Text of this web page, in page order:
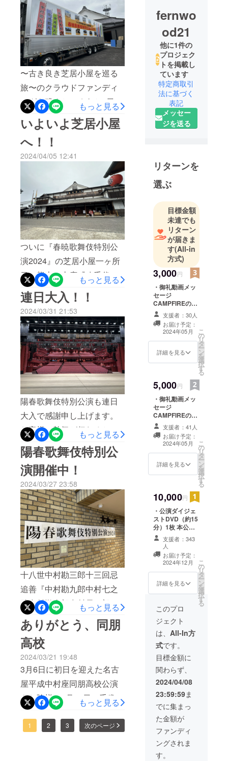
〜古き良き芝居小屋を巡る
旅〜のクラウドファンディ
ングも残すところあと2日と
なりました。今回の巡業の
トラックには写真の通りこ
んな素敵なラッピングされ
ているんです！皆さんも何
処かで見かけたら写真を
撮ってアップしてみて下さ
いね。
もっと見る
いよいよ芝居小屋
へ！！
2024/04/05 12:41
ついに『春暁歌舞伎特別公
演2024』の芝居小屋一ヶ所
目、熊本・山鹿『八千代
座』公演がスタートしまし
た！！やはり素晴らしい劇
場で雰囲気抜群です。古き
良き芝居小屋を巡る旅のク
ラウドファンディングの締
切も残すところあと3日。締
切後も活動報告はアップし
ますので是非ご注目下さ
い。
もっと見る
連日大入！！
2024/03/31 21:53
陽春歌舞伎特別公演も連日
大入で感謝申し上げます。
お客様の熱気が伝わるとて
も良い追善興行になってお
り、胸が熱くなります。明
日浜松で陽春歌舞伎特別公
演は千穐楽を迎えますが、
すぐに春暁歌舞伎特別公演
が開催されますので引き続
きどうぞ宜しくお願い致し
ます。(写真は群馬の高崎芸
術劇場です)
もっと見る
陽春歌舞伎特別公
演開催中！
2024/03/27 23:58
十八世中村勘三郎十三回忌
追善『中村勘九郎中村七之
助中村勘太郎中村長三郎 陽
春歌舞伎特別公演2024』開
催中です。連日大変多くの
お客様にご来場賜り厚く御
礼申し上げます。浦安、府
中と巡り明日は水戸公演。
一期一会の舞台に是非お越
し下さい！
もっと見る
ありがとう、同朋
高校
2024/03/21 19:48
3月6日に初日を迎えた名古
屋平成中村座同朋高校公演
もお陰様で3月18日に千穐楽
を迎えることができまし
た。二月歌舞伎座もそうで
もっと見る
1 2 3 次のページ
fernwo
od21
他に1件の
プロジェク
トを掲載し
ています
特定商取引
法に基づく
表記
メッセー
ジを送る
リターンを
選ぶ
目標金額
未達でも
リターン
が届きま
す(All-in
方式)
3,000円
・御礼動画メッ
セージ
CAMPFIREの
メッセージ機能
により、出演俳
優からの御礼動
画メッセージを
お送りさせて頂
きます。
支援者：30人
お届け予定：
2024年05月
詳細を見る
こ
の
リ
タ
ー
ン
を
選
択
す
る
5,000円
・御礼動画メッ
セージ
CAMPFIREの
メッセージ機能
により、出演俳
優からの御礼動
画メッセージを
お送りさせて頂
きます。 ・中村
屋の定紋である
「角切銀杏」あ
しらったクリア
ファイルをお送
りさせて頂きま
す。 ※お届け先
ご住所の記載を
お願い致します
支援者：41人
お届け予定：
2024年05月
詳細を見る
こ
の
リ
タ
ー
ン
を
選
択
す
る
10,000円
・公演ダイジェ
ストDVD（約15
分）1枚 本公演
のダイジェスト
映像を編集して
DVDにしてお送
り致します ・公
演ダイジェスト
ルにてクレジッ
ト（お名前）掲
イジェスト映像
のエンドロール
に貴方のご希望
のお名前を入れ
ます ※支援時、
必ず備考欄に10
文字程度（文字
と記号のみ、ロ
ゴNG）でご希望
のお名前の記載
をお願い致しま
す（本名以外の
ニックネーム
可） ・中村屋オ
リジナル クリ
アファイル
（大）（小）各1
枚 中村屋の定紋
である「角切銀
支援者：343
人
お届け予定：
2024年12月
詳細を見る
こ
の
リ
タ
ー
ン
を
選
択
す
る
このプロ
ジェクト
は、 All-In方
式です。
目標金額に
関わらず、
2024/04/08
23:59:59ま
でに集まっ
た金額が
ファンディ
ングされま
す。